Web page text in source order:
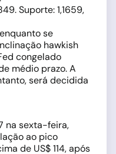
Suporte: 1,1659,
se
hawkish
congelado
médio prazo. A
será decidida
na sexta-feira,
ao pico
de US$ 114, após